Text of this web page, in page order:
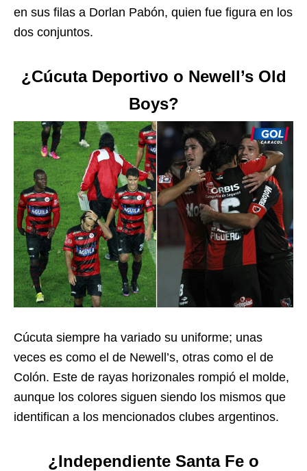
en sus filas a Dorlan Pabón, quien fue figura en los
dos conjuntos.
¿Cúcuta Deportivo o Newell’s Old
Boys?
Cúcuta siempre ha variado su uniforme; unas
veces es como el de Newell’s, otras como el de
Colón. Este de rayas horizonales rompió el molde,
aunque los colores siguen siendo los mismos que
identifican a los mencionados clubes argentinos.
¿Independiente Santa Fe o